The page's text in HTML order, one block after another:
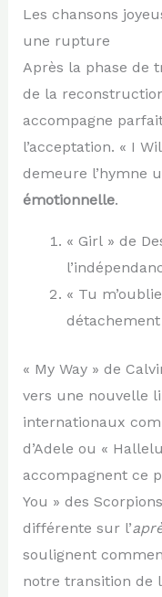
Les chansons
une rupture
Après la phase de
de la
accompagne
l’acceptation. « I
demeure l’hymne
émotionnelle.
« Girl » de
« Tu
« My Way » de
vers une nouvelle
internationaux
d’Adele ou «
accompagnent ce
You » des
différente sur l’
soulignent
notre transition de